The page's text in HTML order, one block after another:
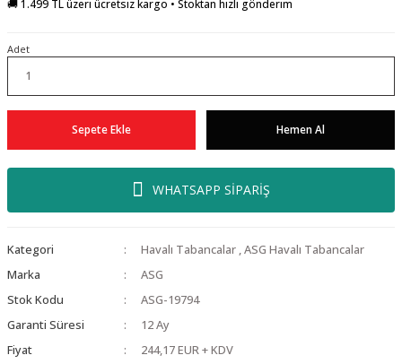
🚚 1.499 TL üzeri ücretsiz kargo • Stoktan hızlı gönderim
Adet
Sepete Ekle Hemen Al
WHATSAPP SİPARİŞ
Kategori Havalı Tabancalar ,ASG Havalı Tabancalar
Marka
ASG
Stok Kodu
ASG-19794
Garanti Süresi
12 Ay
Fiyat
244,17 EUR + KDV